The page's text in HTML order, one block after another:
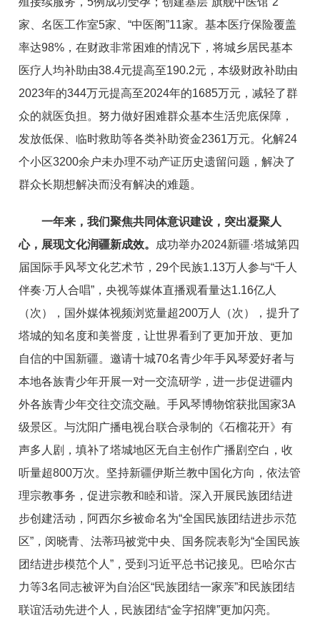
家 、名医工作室5家 、“中医阁”11家。基本医疗保险覆盖
率达98%，在财政非常困难的情况下，将城乡居民基本
医疗人均补助由38.4元提高至190.2元，本级财政补助由
2023年的344万元提高至2024年的1685万元，减轻了群
众的就医负担。 努力做好困难群众基本生活兜底保障，
发放低保、临时救助等各类补助资金2361万元。化解24
个小区3200余户未办理不动产证历史遗留问题 ，解决了
群众长期想解决而没有解决的难题。
一年来，我们聚焦共同体意识建设 ，突出凝聚人
心， 展现文化润疆新成效。 成功举办2024新疆·塔城第四
届国际手风琴文化艺术节，29个民族1.13万人参与“千人
伴奏·万人合唱” ，央视等媒体直播观看量达1.16亿人
（次），国外媒体视频浏览量超200万人（次），提升了
塔城的知名度和美誉度，让世界看到了更加开放、更加
自信的中国新疆。邀请十城70名青少年手风琴爱好者与
本地各族青少年开展一对一交流研学，进一步促进疆内
外各族青少年交往交流交融。手风琴博物馆获批国家3A
级景区。与沈阳广播电视台联合录制的《石榴花开》有
声多人剧，填补了塔城地区无自主创作广播剧空白，收
听量超800万次。 坚持新疆伊斯兰教中国化方向，依法管
理宗教事务，促进宗教和睦和谐。深入开展民族团结进
步创建活动， 阿西尔乡被命名为“全国民族团结进步示范
区” ， 闵晓青、法蒂玛被党中央、国务院表彰为“全国民族
团结进步模范个人” ， 受到习近平总书记接见。巴哈尔古
力等3名同志被评为自治区“民族团结一家亲”和民族团结
联谊活动先进个人，民族团结“金字招牌”更加闪亮。